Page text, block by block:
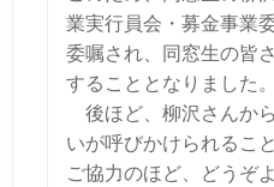
業実行員会・募金事業
委嘱され、同窓生の皆
することとなりました。
後ほど、柳沢さんか
いが呼びかけられるこ
ご協力のほど、どうぞ